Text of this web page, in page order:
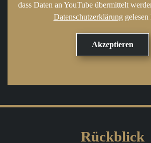
dass Daten an YouTube übermittelt
Datenschutzerklärung gelesen
Rückblick